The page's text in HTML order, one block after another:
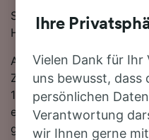
Sie planen eine Zugfahrt
Hbf? Starten Sie jetzt
Auf der 506 km langen
Züge, die schnellste
12 Minuten. Sie müssen
es auf dieser Route
gibt. Sie können
Ihre
Vielen Dank für Ihr
uns bewusst, dass
persönlichen
Verantwortung
wir Ihnen gerne